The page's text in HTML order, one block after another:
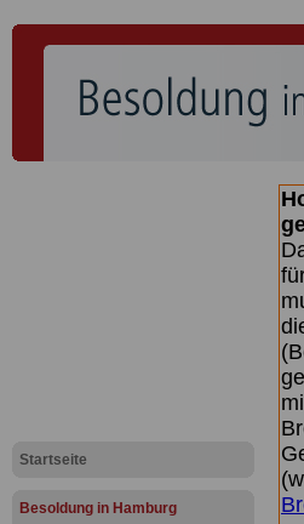
Startseite
Besoldung in Hamburg